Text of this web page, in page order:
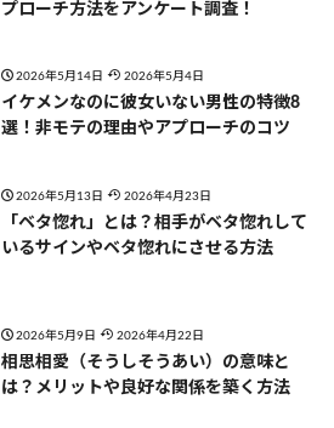
プローチ方法をアンケート調査！
2026年5月14日 2026年5月4日
イケメンなのに彼女いない男性の特徴8
選！非モテの理由やアプローチのコツ
2026年5月13日 2026年4月23日
「ベタ惚れ」とは？相手がベタ惚れして
いるサインやベタ惚れにさせる方法
2026年5月9日 2026年4月22日
相思相愛（そうしそうあい）の意味と
は？メリットや良好な関係を築く方法